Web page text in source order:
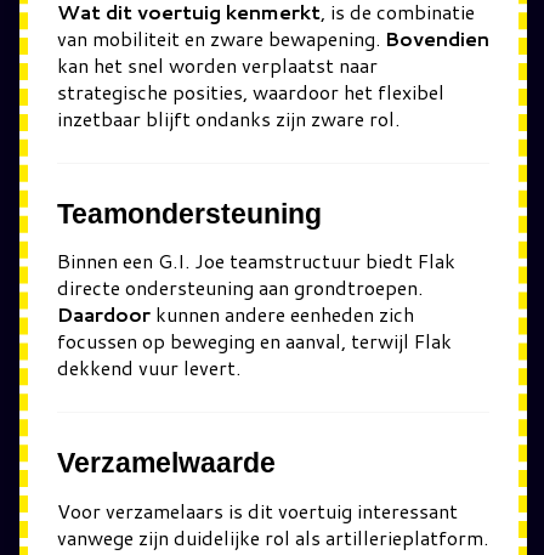
Wat dit voertuig kenmerkt , is de combinatie
van mobiliteit en zware bewapening. Bovendien
kan het snel worden verplaatst naar
strategische posities, waardoor het flexibel
inzetbaar blijft ondanks zijn zware rol.
Teamondersteuning
Binnen een G.I. Joe teamstructuur biedt Flak
directe ondersteuning aan grondtroepen.
Daardoor kunnen andere eenheden zich
focussen op beweging en aanval, terwijl Flak
dekkend vuur levert.
Verzamelwaarde
Voor verzamelaars is dit voertuig interessant
vanwege zijn duidelijke rol als artillerieplatform.